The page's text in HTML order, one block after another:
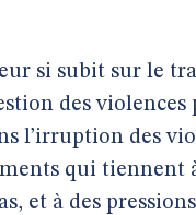
si subit sur le
des violences
l’irruption des
qui tiennent
et à des